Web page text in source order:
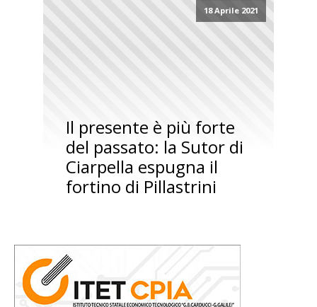
18 Aprile 2021
Il presente è più forte
del passato: la Sutor di
Ciarpella espugna il
fortino di Pillastrini